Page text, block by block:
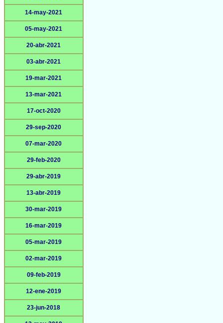
14-may-2021
05-may-2021
20-abr-2021
03-abr-2021
19-mar-2021
13-mar-2021
17-oct-2020
29-sep-2020
07-mar-2020
29-feb-2020
29-abr-2019
13-abr-2019
30-mar-2019
16-mar-2019
05-mar-2019
02-mar-2019
09-feb-2019
12-ene-2019
23-jun-2018